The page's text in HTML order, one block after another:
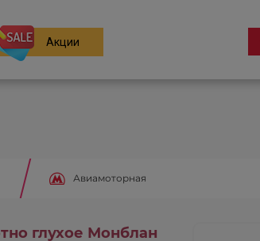
Акции
Авиамоторная
глухое Монблан